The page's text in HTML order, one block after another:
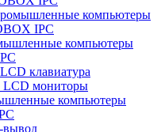
компьютеры
IPC
компьютеры
клавиатура
мониторы
компьютеры
вывод